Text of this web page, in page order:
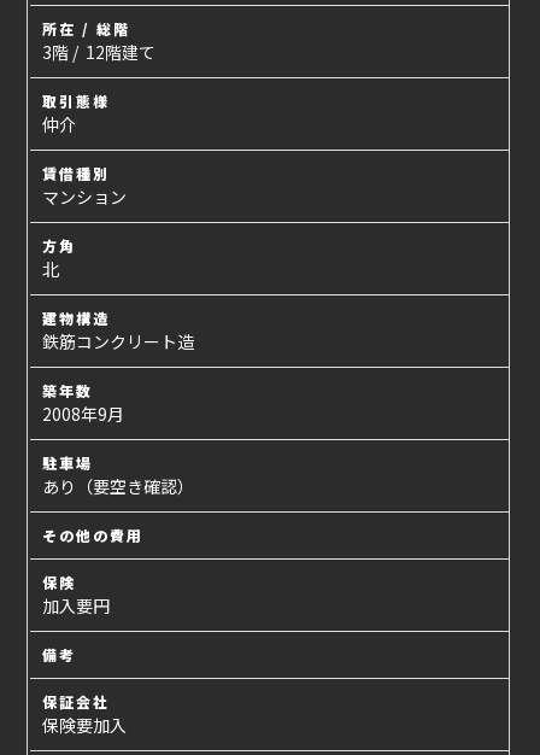
所在 / 総階
3階 / 12階建て
取引態様
仲介
賃借種別
マンション
方角
北
建物構造
鉄筋コンクリート造
築年数
2008年9月
駐車場
あり（要空き確認）
その他の費用
保険
加入要円
備考
保証会社
保険要加入